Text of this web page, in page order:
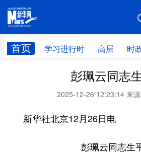
首页 学习进行时 高层 时
网站地图
高层 时
财经 网
台湾 思客智库
彭珮云同志
2025-12-26 12:23:14 来
新华社北京12月26日电
彭珮云同志生